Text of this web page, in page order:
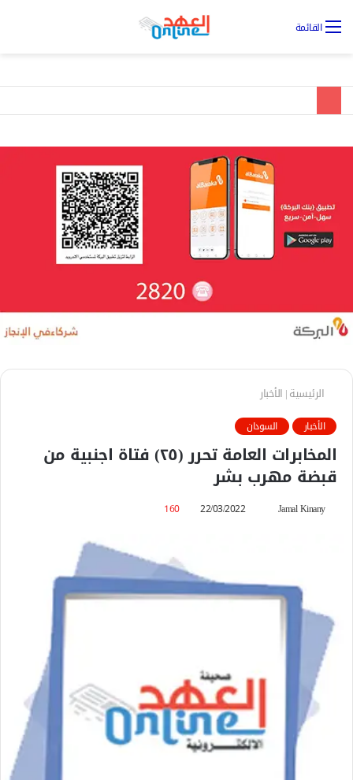
القائمة
الرئيسية| الأخبار
الأخبار السودان
المخابرات العامة تحرر (٢٥) فتاة اجنبية من
قبضة مهرب بشر
Jamal Kinany
ب
ر
إ
ت
22/03/2022
160